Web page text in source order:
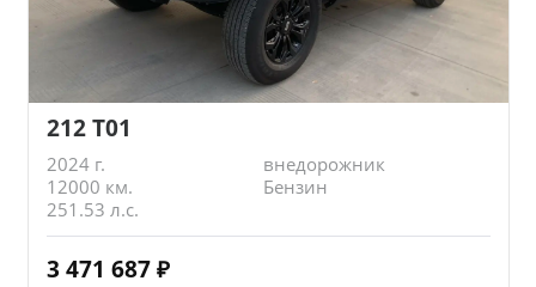
212 T01
2024 г.
внедорожник
12000 км.
Бензин
251.53 л.с.
3 471 687 ₽